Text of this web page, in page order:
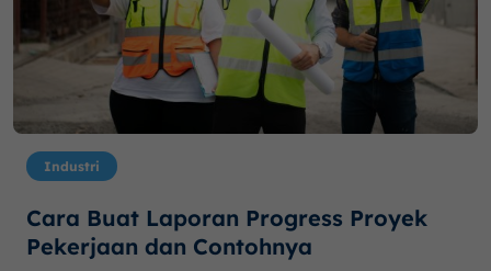
Industri
Cara Buat Laporan Progress Proyek
Pekerjaan dan Contohnya